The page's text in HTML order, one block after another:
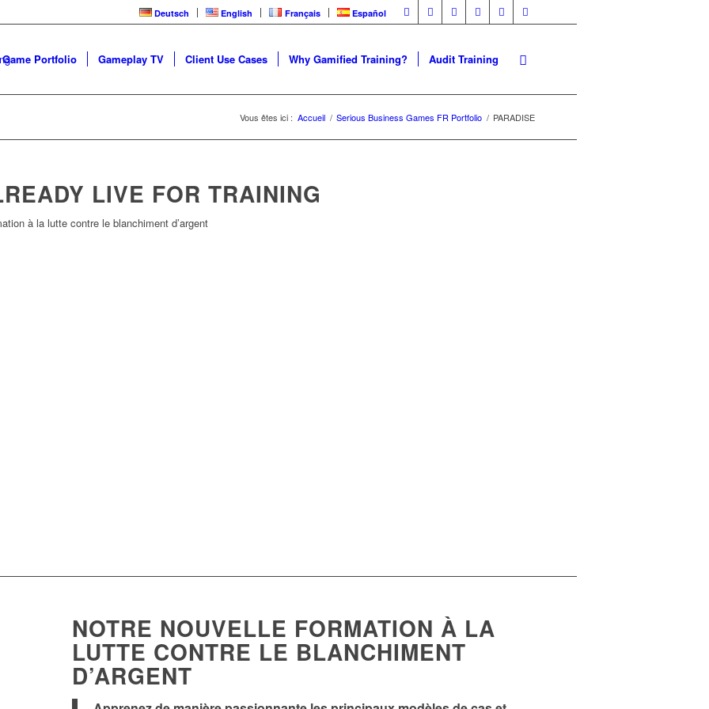
Deutsch English Français Español
Portfolio Gameplay TV Client Use Cases Why Gamified Training? Audit Training
Vous êtes ici : Accueil / Serious Business Games FR Portfolio / PARADISE
LIVE FOR TRAINING
à la lutte contre le blanchiment d’argent
NOTRE NOUVELLE FORMATION À LA
LUTTE CONTRE LE BLANCHIMENT
D’ARGENT